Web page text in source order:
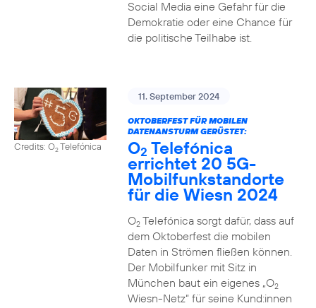
Social Media eine Gefahr für die
Demokratie oder eine Chance für
die politische Teilhabe ist.
Credits: O2Telefónica
11. September 2024
OKTOBERFEST FÜR MOBILEN
DATENANSTURM GERÜSTET:
O2 Telefónica
errichtet 20 5G-
Mobilfunkstandorte
für die Wiesn 2024
O2Telefónica sorgt dafür, dass auf
dem Oktoberfest die mobilen
Daten in Strömen fließen können.
Der Mobilfunker mit Sitz in
München baut ein eigenes „O2
Wiesn-Netz“ für seine Kund:innen